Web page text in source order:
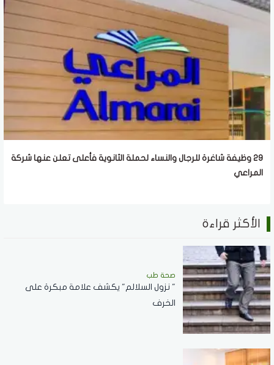
29 وظيفة شاغرة للرجال والنساء لحملة الثانوية فأعلى تعلن عنها شركة
المراعي
الأكثر قراءة
صحة طب
" نزول السلالم" يكشف علامة مبكرة على
الخرف